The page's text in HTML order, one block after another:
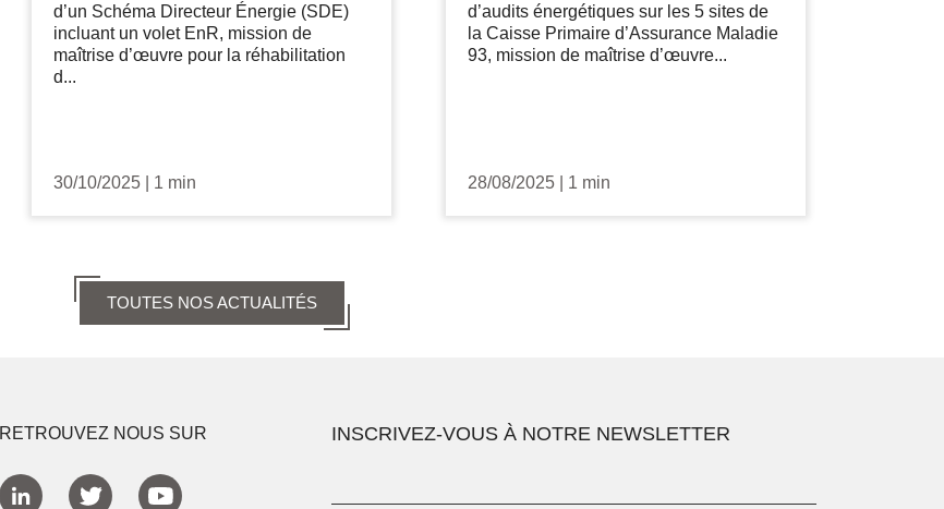
d’un Schéma Directeur Énergie (SDE)
incluant un volet EnR, mission de
maîtrise d’œuvre pour la réhabilitation
d...
30/10/2025 1 min
d’audits énergétiques sur les 5 sites de
la Caisse Primaire d’Assurance Maladie
93, mission de maîtrise d’œuvre...
28/08/2025 1 min
TOUTES NOS ACTUALITÉS
RETROUVEZ NOUS SUR INSCRIVEZ-VOUS À NOTRE NEWSLETTER